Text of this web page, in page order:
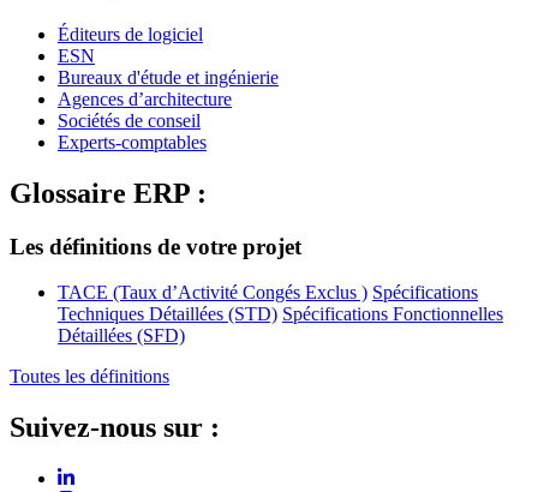
Éditeurs de logiciel
ESN
Bureaux d'étude et ingénierie
Agences d’architecture
Sociétés de conseil
Experts-comptables
Glossaire ERP :
Les définitions de votre projet
TACE (Taux d’Activité Congés Exclus ) Spécifications
Techniques Détaillées (STD) Spécifications Fonctionnelles
Détaillées (SFD)
Toutes les définitions
Suivez-nous sur :